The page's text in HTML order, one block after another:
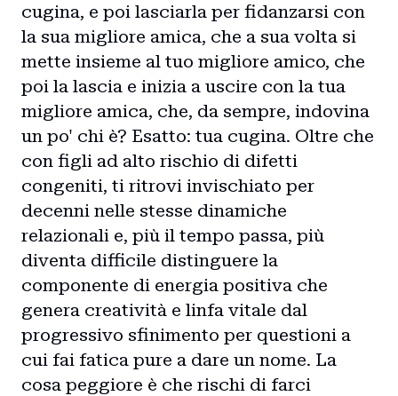
cugina, e poi lasciarla per fidanzarsi con
la sua migliore amica, che a sua volta si
mette insieme al tuo migliore amico, che
poi la lascia e inizia a uscire con la tua
migliore amica, che, da sempre, indovina
un po' chi è? Esatto: tua cugina. Oltre che
con figli ad alto rischio di difetti
congeniti, ti ritrovi invischiato per
decenni nelle stesse dinamiche
relazionali e, più il tempo passa, più
diventa difficile distinguere la
componente di energia positiva che
genera creatività e linfa vitale dal
progressivo sfinimento per questioni a
cui fai fatica pure a dare un nome. La
cosa peggiore è che rischi di farci